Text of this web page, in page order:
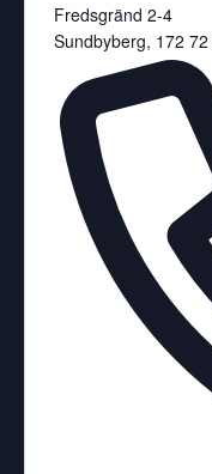
Fredsgränd 2-4
Sundbyberg, 172 72